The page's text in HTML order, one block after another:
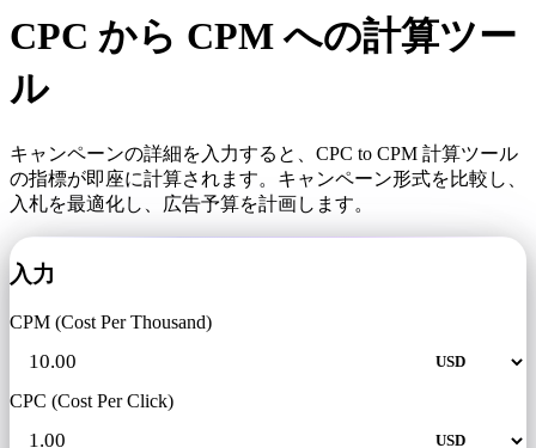
CPC から CPM への計算ツー
ル
キャンペーンの詳細を入力すると、CPC to CPM 計算ツール
の指標が即座に計算されます。キャンペーン形式を比較し、
入札を最適化し、広告予算を計画します。
入力
CPM (Cost Per Thousand)
CPC (Cost Per Click)